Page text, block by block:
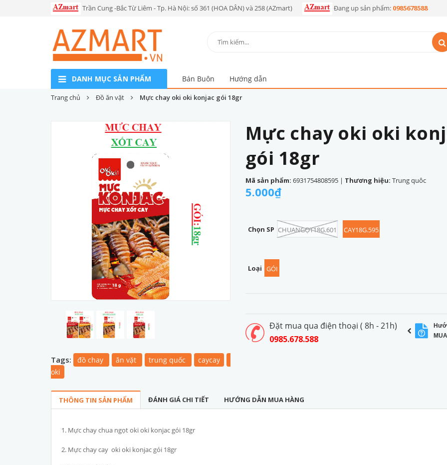
Trần Cung -Bắc Từ Liêm - Tp. Hà Nội: số 361 (HOA DÂN) và 258 (AZmart) Đang up sản phẩm: 0985678588
DANH MỤC SẢN PHẨM Bán Buôn Hướng dẫn
Trang chủ Đồ ăn vặt Mực chay oki oki konjac gói 18gr
Tags: đồ chay ăn vặt trung quốc
caycay
oki
Mực chay oki oki
gói 18gr
Mã sản phẩm: 6931754808595 | Thương hiệu: Trung quôc
5.000₫
Chọn SP CHUANGỌT18G.601 CAY18G.595
Loại GÓI
Đặt mua qua điện thoại ( 8h - 21h)
0985.678.588
THÔNG TIN SẢN PHẨM ĐÁNH GIÁ CHI TIẾT HƯỚNG DẪN MUA HÀNG
1. Mực chay chua ngọt oki oki konjac gói 18gr
2. Mực chay cay oki oki konjac gói 18gr